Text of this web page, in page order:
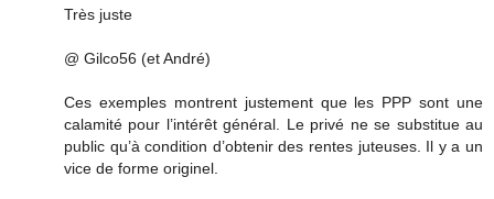
Très juste
@ Gilco56 (et André)
Ces exemples montrent justement que les PPP sont une
calamité pour l’intérêt général. Le privé ne se substitue au
public qu’à condition d’obtenir des rentes juteuses. Il y a un
vice de forme originel.